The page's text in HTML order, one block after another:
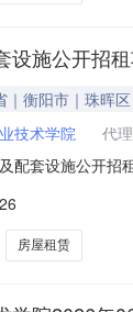
设施公开招
｜衡阳市｜珠晖区
技术学院 代
配套设施公开招
房屋租赁